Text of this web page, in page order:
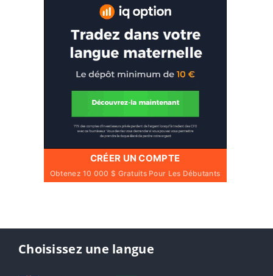
CRÉER UN COMPTE
Obtenez 10 000 $ Gratuits Pour Les Débutants
Choisissez une langue